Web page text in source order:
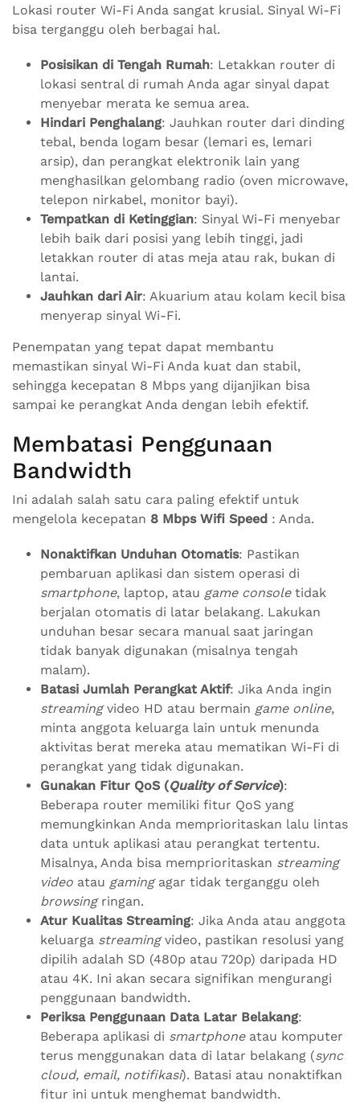
Lokasi router Wi-Fi Anda sangat krusial. Sinyal Wi-Fi
bisa terganggu oleh berbagai hal.
Posisikan di Tengah Rumah: Letakkan router di
lokasi sentral di rumah Anda agar sinyal dapat
menyebar merata ke semua area.
Hindari Penghalang: Jauhkan router dari dinding
tebal, benda logam besar (lemari es, lemari
arsip), dan perangkat elektronik lain yang
menghasilkan gelombang radio (oven microwave,
telepon nirkabel, monitor bayi).
Tempatkan di Ketinggian: Sinyal Wi-Fi menyebar
lebih baik dari posisi yang lebih tinggi, jadi
letakkan router di atas meja atau rak, bukan di
lantai.
Jauhkan dari Air: Akuarium atau kolam kecil bisa
menyerap sinyal Wi-Fi.
Penempatan yang tepat dapat membantu
memastikan sinyal Wi-Fi Anda kuat dan stabil,
sehingga kecepatan 8 Mbps yang dijanjikan bisa
sampai ke perangkat Anda dengan lebih efektif.
Membatasi Penggunaan
Bandwidth
Ini adalah salah satu cara paling efektif untuk
mengelola kecepatan 8 Mbps Wifi Speed : Anda.
Nonaktifkan Unduhan Otomatis: Pastikan
pembaruan aplikasi dan sistem operasi di
smartphone, laptop, atau game consoletidak
berjalan otomatis di latar belakang. Lakukan
unduhan besar secara manual saat jaringan
tidak banyak digunakan (misalnya tengah
malam).
Batasi Jumlah Perangkat Aktif: Jika Anda ingin
streamingvideo HD atau bermain game online,
minta anggota keluarga lain untuk menunda
aktivitas berat mereka atau mematikan Wi-Fi di
perangkat yang tidak digunakan.
Gunakan Fitur QoS (Quality of Service):
Beberapa router memiliki fitur QoS yang
memungkinkan Anda memprioritaskan lalu lintas
data untuk aplikasi atau perangkat tertentu.
Misalnya, Anda bisa memprioritaskan streaming
video atau gamingagar tidak terganggu oleh
browsingringan.
Atur Kualitas Streaming: Jika Anda atau anggota
keluarga streamingvideo, pastikan resolusi yang
dipilih adalah SD (480p atau 720p) daripada HD
atau 4K. Ini akan secara signifikan mengurangi
penggunaan bandwidth.
Periksa Penggunaan Data Latar Belakang:
Beberapa aplikasi di smartphoneatau komputer
terus menggunakan data di latar belakang (sync
cloud, email, notifikasi). Batasi atau nonaktifkan
fitur ini untuk menghemat bandwidth.